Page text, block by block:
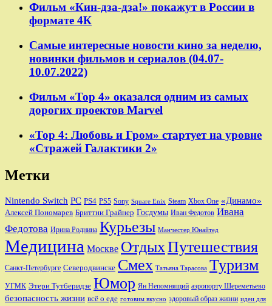
Фильм «Кин-дза-дза!» покажут в России в
формате 4К
Самые интересные новости кино за неделю,
новинки фильмов и сериалов (04.07-
10.07.2022)
Фильм «Тор 4» оказался одним из самых
дорогих проектов Marvel
«Тор 4: Любовь и Гром» стартует на уровне
«Стражей Галактики 2»
Метки
Nintendo Switch PC PS4 PS5 Sony Square Enix Steam Xbox One «Динамо»
Алексей Пономарев Бриттни Грайнер Госдумы Иван Федотов Ивана
Федотова Ирина Роднина Курьезы Манчестер Юнайтед
Медицина Москве ОтдыхПутешествия
Санкт-Петербурге Северодвинске Смех Татьяна Тарасова Туризм
УГМК Этери Тутберидзе Юмор Ян Непомнящий аэропорту Шереметьево
безопасность жизни всё о еде готовим вкусно здоровый образ жизни идеи для